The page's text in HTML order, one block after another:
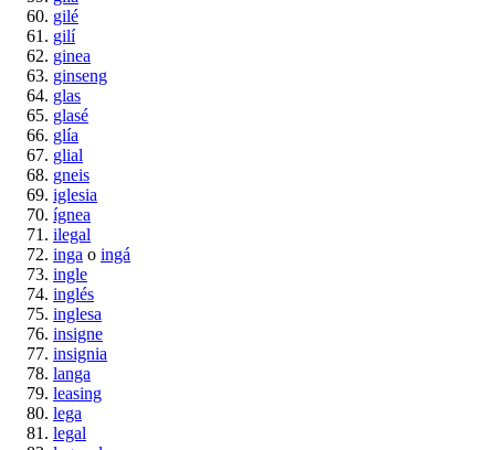
gilé
gilí
ginea
ginseng
glas
glasé
glía
glial
gneis
iglesia
ígnea
ilegal
inga o ingá
ingle
inglés
inglesa
insigne
insignia
langa
leasing
lega
legal